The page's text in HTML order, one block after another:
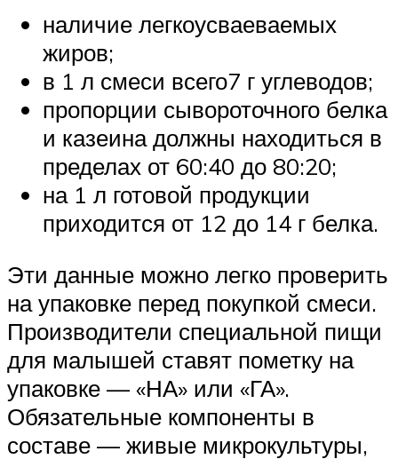
наличие легкоусваеваемых
жиров;
в 1 л смеси всего7 г углеводов;
пропорции сывороточного белка
и казеина должны находиться в
пределах от 60:40 до 80:20;
на 1 л готовой продукции
приходится от 12 до 14 г белка.
Эти данные можно легко проверить
на упаковке перед покупкой смеси.
Производители специальной пищи
для малышей ставят пометку на
упаковке — «НА» или «ГА».
Обязательные компоненты в
составе — живые микрокультуры,